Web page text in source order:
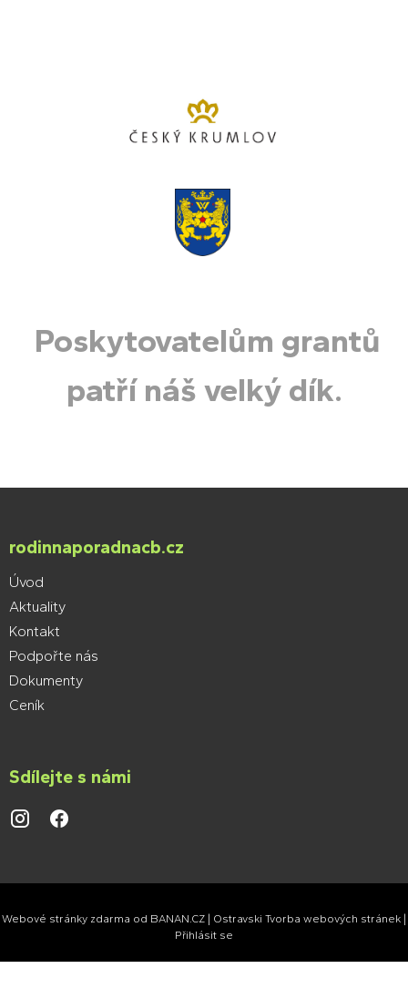
Poskytovatelům grantů
patří náš velký dík.
rodinnaporadnacb.cz
Úvod
Aktuality
Kontakt
Podpořte nás
Dokumenty
Ceník
Sdílejte s námi
Webové stránky zdarma od BANAN.CZ Ostravski Tvorba webových stránek
Přihlásit se